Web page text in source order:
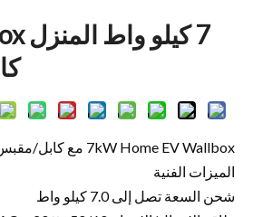
7kW Home EV Wallbox مع كابل/مقبس
الميزات الفنية
شحن السعة تصل إلى 7.0 كيلو واط